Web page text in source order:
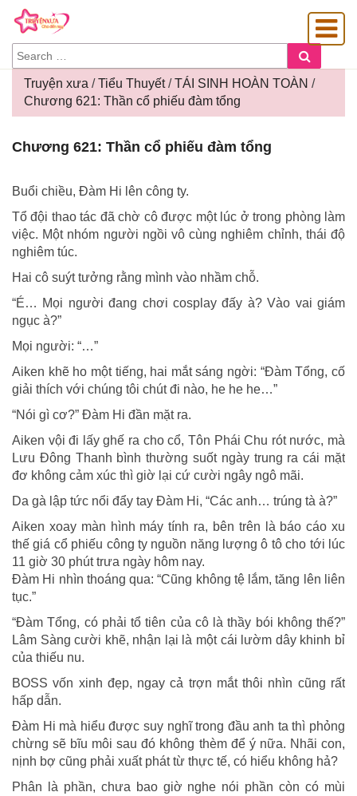
SEARCH
FOR:
Truyện xưa /Tiểu Thuyết/TÁI SINH HOÀN TOÀN /
Chương 621: Thần cổ phiếu đàm tổng
621:
cổ
đàm
tổng
Chương 621: Thần cổ phiếu đàm tổng
Buổi chiều, Đàm Hi lên công ty.
Tổ đội thao tác đã chờ cô được một lúc ở trong phòng làm
việc. Một nhóm người ngồi vô cùng nghiêm chỉnh, thái độ
nghiêm túc.
Hai cô suýt tưởng rằng mình vào nhầm chỗ.
“É… Mọi người đang chơi cosplay đấy à? Vào vai giám
ngục à?”
Mọi người: “…”
Aiken khẽ ho một tiếng, hai mắt sáng ngời: “Đàm Tổng, cố
giải thích với chúng tôi chút đi nào, he he he…”
“Nói gì cơ?” Đàm Hi đần mặt ra.
Aiken vội đi lấy ghế ra cho cổ, Tôn Phái Chu rót nước, mà
Lưu Đông Thanh bình thường suốt ngày trung ra cái mặt
đơ không cảm xúc thì giờ lại cứ cười ngây ngô mãi.
Da gà lập tức nổi đẩy tay Đàm Hi, “Các anh… trúng tà à?”
Aiken xoay màn hình máy tính ra, bên trên là báo cáo xu
thế giá cổ phiếu công ty nguồn năng lượng ô tô cho tới lúc
11 giờ 30 phút trưa ngày hôm nay.
Đàm Hi nhìn thoáng qua: “Cũng không tệ lắm, tăng lên liên
tục.”
“Đàm Tổng, có phải tổ tiên của cô là thầy bói không thế?”
Lâm Sàng cười khẽ, nhận lại là một cái lườm dây khinh bỉ
của thiếu nu.
BOSS vốn xinh đẹp, ngay cả trợn mắt thôi nhìn cũng rất
hấp dẫn.
Đàm Hi mà hiểu được suy nghĩ trong đầu anh ta thì phỏng
chừng sẽ bĩu môi sau đó không thèm để ý nữa. Nhãi con,
nịnh bợ cũng phải xuất phát từ thực tế, có hiểu không hả?
Phân là phần, chưa bao giờ nghe nói phần còn có mùi